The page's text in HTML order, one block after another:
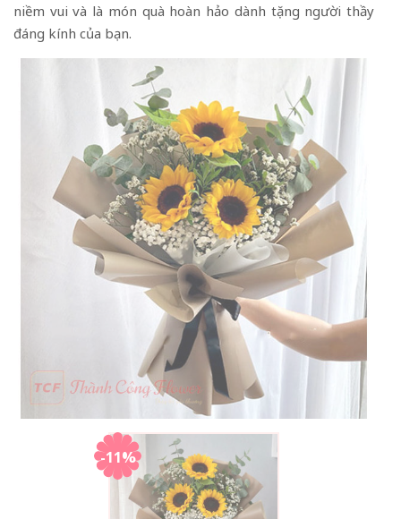
niềm vui và là món quà hoàn hảo dành tặng người thầy
đáng kính của bạn.
-11%